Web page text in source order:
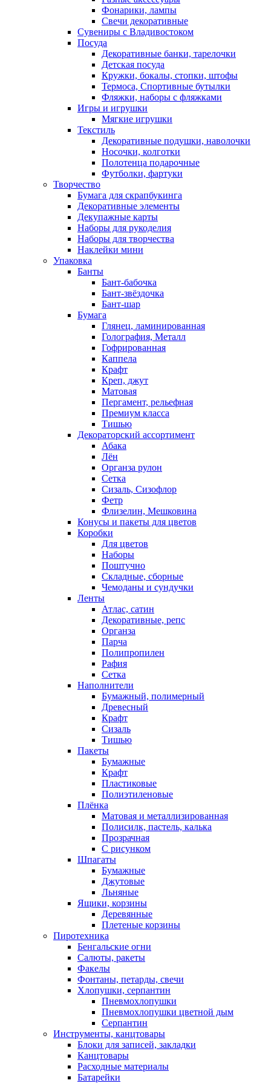
Фонарики, лампы
Свечи декоративные
Сувениры с Владивостоком
Посуда
Декоративные банки, тарелочки
Детская посуда
Кружки, бокалы, стопки, штофы
Термоса, Спортивные бутылки
Фляжки, наборы с фляжками
Игры и игрушки
Мягкие игрушки
Текстиль
Декоративные подушки, наволочки
Носочки, колготки
Полотенца подарочные
Футболки, фартуки
Творчество
Бумага для скрапбукинга
Декоративные элементы
Декупажные карты
Наборы для рукоделия
Наборы для творчества
Наклейки мини
Упаковка
Банты
Бант-бабочка
Бант-звёздочка
Бант-шар
Бумага
Глянец, ламинированная
Голография, Металл
Гофрированная
Каппела
Крафт
Креп, джут
Матовая
Пергамент, рельефная
Премиум класса
Тишью
Декораторский ассортимент
Абака
Лён
Органза рулон
Сетка
Сизаль, Сизофлор
Фетр
Флизелин, Мешковина
Конусы и пакеты для цветов
Коробки
Для цветов
Наборы
Поштучно
Складные, сборные
Чемоданы и сундучки
Ленты
Атлас, сатин
Декоративные, репс
Органза
Парча
Полипропилен
Рафия
Сетка
Наполнители
Бумажный, полимерный
Древесный
Крафт
Сизаль
Тишью
Пакеты
Бумажные
Крафт
Пластиковые
Полиэтиленовые
Плёнка
Матовая и металлизированная
Полисилк, пастель, калька
Прозрачная
С рисунком
Шпагаты
Бумажные
Джутовые
Льняные
Ящики, корзины
Деревянные
Плетеные корзины
Пиротехника
Бенгальские огни
Салюты, ракеты
Факелы
Фонтаны, петарды, свечи
Хлопушки, серпантин
Пневмохлопушки
Пневмохлопушки цветной дым
Серпантин
Инструменты, канцтовары
Блоки для записей, закладки
Канцтовары
Расходные материалы
Батарейки